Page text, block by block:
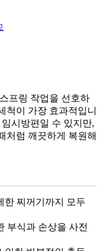
프링 작업을 선호하
척이 가장 효과적입니
시방편일 수 있지만,
처럼 깨끗하게 복원해
한 찌꺼기까지 모두
부식과 손상을 사전